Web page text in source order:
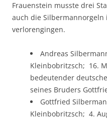
Frauenstein musste drei
auch die Silbermannorgeln
verlorengingen.
Andreas
Kleinbobritzsch;  16.
bedeutender
seines Bruders
Gottfried
Kleinbobritzsch;  4.